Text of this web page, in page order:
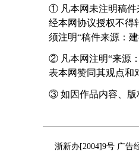
① 凡本网未注明稿件
经本网协议授权不得
须注明“稿件来源：
② 凡本网注明“来源
表本网赞同其观点和
③ 如因作品内容、版
浙新办[2004]9号 广告